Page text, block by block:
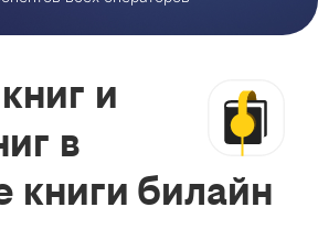
и
в
книги билайн